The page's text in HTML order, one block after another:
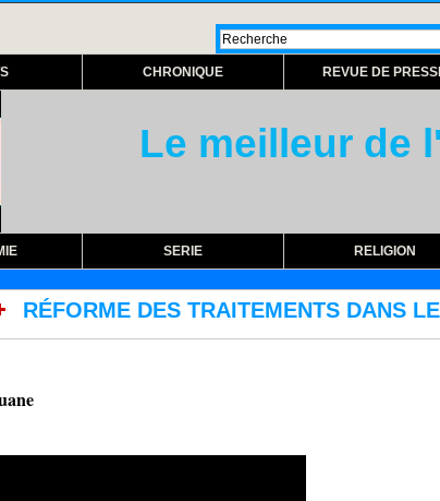
CHRONIQUE REVUE DE
Le meilleur de
SERIE RELIGION
DANS LES PRISONS